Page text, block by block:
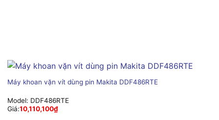
Máy khoan vặn vít dùng pin Makita DDF486RTE
Model: DDF486RTE
Giá:10,110,100₫